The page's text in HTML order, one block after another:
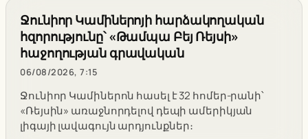
Ջունիոր Կամիներոյի հարձակողական
հզորությունը՝ «Թամպա Բեյ Ռեյսի»
հաջողության գրավական
06/08/2026, 7:15
Ջունիոր Կամիներոն հասել է 32 հոմեր-րանի՝
«Ռեյսին» առաջնորդելով դեպի ամերիկյան
լիգայի լավագույն արդյունքներ։